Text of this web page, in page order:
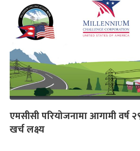
एमसीसी परियोजनामा आगामी वर्ष
खर्च लक्ष्य